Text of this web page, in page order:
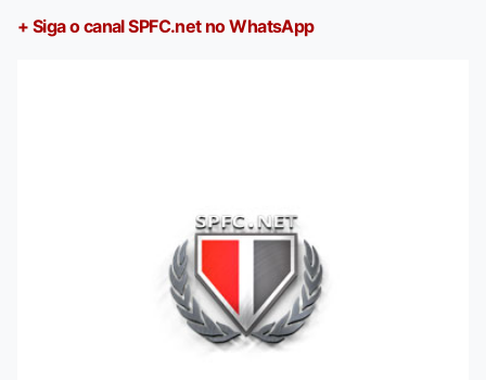
+ Siga o canal SPFC.net no WhatsApp